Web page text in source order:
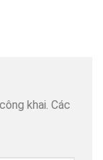
khai. Các